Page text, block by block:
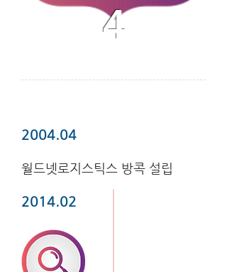
4
2004.04
월드넷로지스틱스 방콕 설립
2014.02